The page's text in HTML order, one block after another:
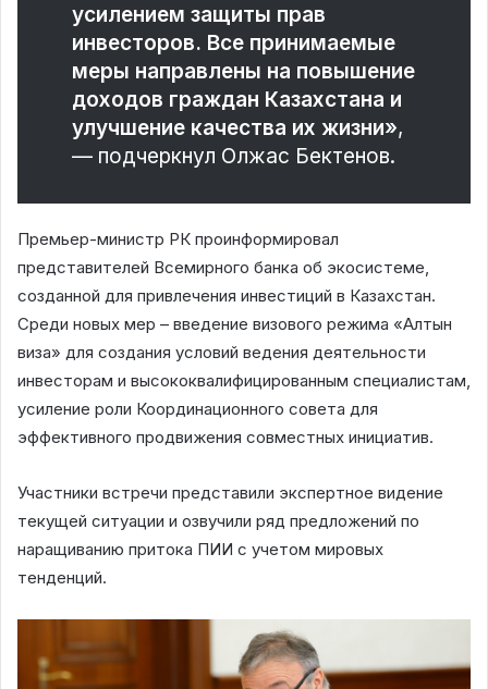
усилением защиты прав
инвесторов. Все принимаемые
меры направлены на повышение
доходов граждан Казахстана и
улучшение качества их жизни»,
— подчеркнул Олжас Бектенов.
Премьер-министр РК проинформировал
представителей Всемирного банка об экосистеме,
созданной для привлечения инвестиций в Казахстан.
Среди новых мер – введение визового режима «Алтын
виза» для создания условий ведения деятельности
инвесторам и высококвалифицированным специалистам,
усиление роли Координационного совета для
эффективного продвижения совместных инициатив.
Участники встречи представили экспертное видение
текущей ситуации и озвучили ряд предложений по
наращиванию притока ПИИ с учетом мировых
тенденций.